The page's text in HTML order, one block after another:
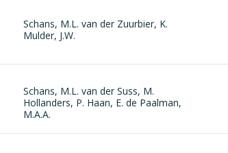
Schans, M.L. van der Zuurbier, K.
Mulder, J.W.
Schans, M.L. van der Suss, M.
Hollanders, P. Haan, E. de Paalman,
M.A.A.